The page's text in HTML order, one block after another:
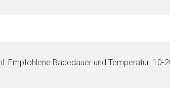
Empfohlene Badedauer und Temperatur: